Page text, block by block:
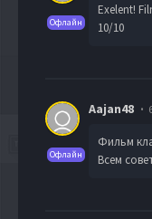
Офлайн
Exelent!
10/10
Офлайн
Aajan48
Фильм
Всем